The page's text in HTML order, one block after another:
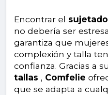
Encontrar el
no debería ser
garantiza que
complexión y talla
confianza. Gracias a
tallas , Comfelie
que se adapta a